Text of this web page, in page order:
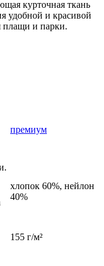
курточная ткань
удобной и красивой
плащи и парки.
премиум
хлопок 60%, нейлон
40%
155 г/м²